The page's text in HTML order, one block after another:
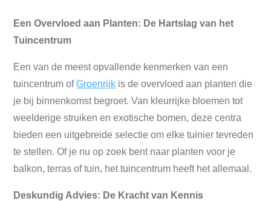
Een Overvloed aan Planten: De Hartslag van het
Tuincentrum
Een van de meest opvallende kenmerken van een
tuincentrum ofGroenrijk is de overvloed aan planten die
je bij binnenkomst begroet. Van kleurrijke bloemen tot
weelderige struiken en exotische bomen, deze centra
bieden een uitgebreide selectie om elke tuinier tevreden
te stellen. Of je nu op zoek bent naar planten voor je
balkon, terras of tuin, het tuincentrum heeft het allemaal.
Deskundig Advies: De Kracht van Kennis